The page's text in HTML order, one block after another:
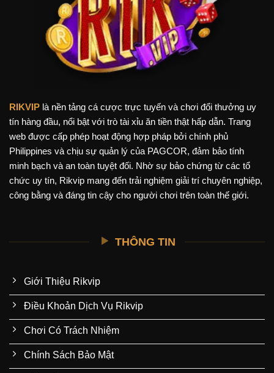
RIKVIP là nền tảng cá cược trực tuyến và chơi đổi thưởng uy
tín hàng đầu, nổi bật với trò tài xỉu ăn tiền thật hấp dẫn. Trang
web được cấp phép hoạt động hợp pháp bởi chính phủ
Philippines và chịu sự quản lý của PAGCOR, đảm bảo tính
minh bạch và an toàn tuyệt đối. Nhờ sự bảo chứng từ các tổ
chức uy tín, Rikvip mang đến trải nghiệm giải trí chuyên nghiệp,
công bằng và đáng tin cậy cho người chơi trên toàn thế giới.
THÔNG TIN
Giới Thiệu Rikvip
Điều Khoản Dịch Vụ Rikvip
Chơi Có Trách Nhiệm
Chính Sách Bảo Mật